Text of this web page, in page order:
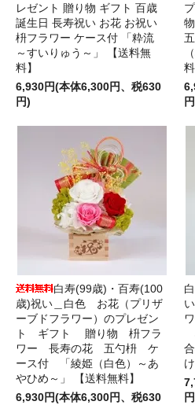
レゼント 贈り物 ギフト 百歳
誕生日 長寿祝い お花 お祝い
枡フラワー ケース付 「粋流
～すいりゅう～」 【送料無
料】
6,930円(本体6,300円、税630
円)
白寿(99歳)・百寿(100
歳)祝い＿白色 お花（プリザ
ーブドフラワー）のプレゼン
ト ギフト 贈り物 枡フラ
ワー 長寿の花 五勺枡 ケ
ース付 「綾姫（白色）～あ
やひめ～」 【送料無料】
6,930円(本体6,300円、税630